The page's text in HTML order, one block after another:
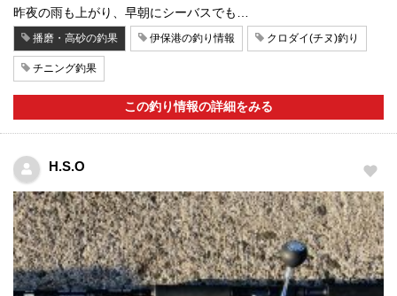
昨夜の雨も上がり、早朝にシーバスでも…
播磨・高砂の釣果 伊保港の釣り情報 クロダイ(チヌ)釣り
チニング釣果
この釣り情報の詳細をみる
H.S.O